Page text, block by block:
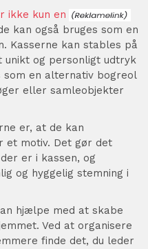
ikke kun en
kan også bruges som en
Kasserne kan stables på
og personligt udtryk
som en alternativ bogreol
eller samleobjekter
er, at de kan
et motiv. Det gør det
er i kassen, og
og hyggelig stemning i
hjælpe med at skabe
Ved at organisere
finde det, du leder